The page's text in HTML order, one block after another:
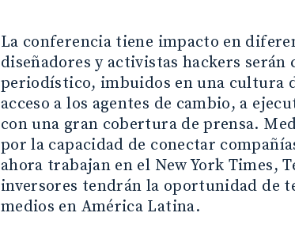
La conferencia tiene impacto en
diseñadores y activistas hackers
periodístico, imbuidos en una cultura
acceso a los agentes de cambio, a
con una gran cobertura de prensa.
por la capacidad de conectar
ahora trabajan en el New York Times,
inversores tendrán la oportunidad de
medios en América Latina.